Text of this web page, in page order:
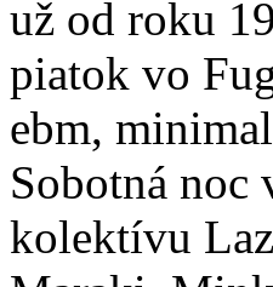
už od roku
piatok vo
ebm,
Sobotná noc
kolektívu